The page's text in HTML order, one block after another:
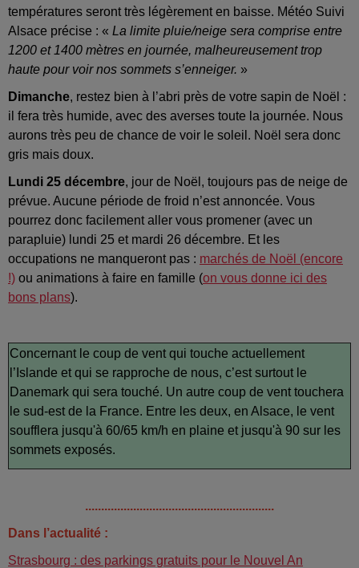
températures seront très légèrement en baisse. Météo Suivi
Alsace précise : « La limite pluie/neige sera comprise entre
1200 et 1400 mètres en journée, malheureusement trop
haute pour voir nos sommets s’enneiger. »
Dimanche, restez bien à l’abri près de votre sapin de Noël :
il fera très humide, avec des averses toute la journée. Nous
aurons très peu de chance de voir le soleil. Noël sera donc
gris mais doux.
Lundi 25 décembre, jour de Noël, toujours pas de neige de
prévue. Aucune période de froid n’est annoncée. Vous
pourrez donc facilement aller vous promener (avec un
parapluie) lundi 25 et mardi 26 décembre. Et les
occupations ne manqueront pas : marchés de Noël (encore
!) ou animations à faire en famille (on vous donne ici des
bons plans).
Concernant le coup de vent qui touche actuellement
l’Islande et qui se rapproche de nous, c’est surtout le
Danemark qui sera touché. Un autre coup de vent touchera
le sud-est de la France. Entre les deux, en Alsace, le vent
soufflera jusqu'à 60/65 km/h en plaine et jusqu'à 90 sur les
sommets exposés.
...........................................................
Dans l’actualité :
Strasbourg : des parkings gratuits pour le Nouvel An